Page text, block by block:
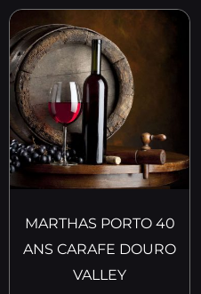
MARTHAS PORTO 40
ANS CARAFE DOURO
VALLEY